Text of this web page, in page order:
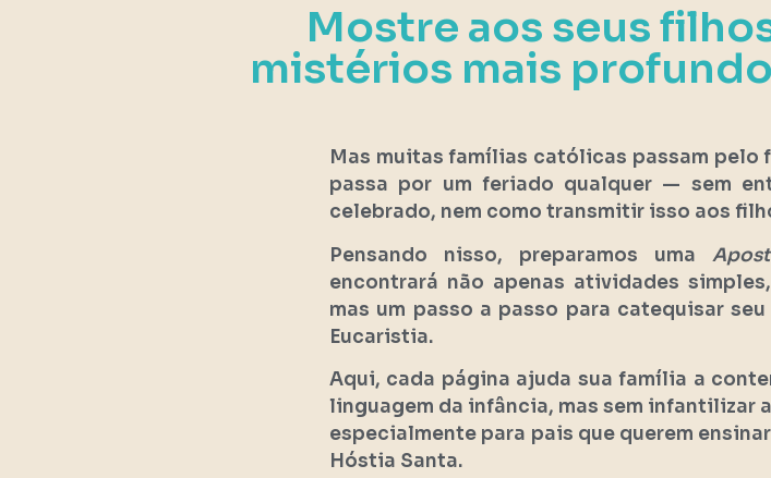
Mostre aos seus
mistérios mais
Mas muitas famílias católicas passam pelo
passa por um feriado qualquer — sem
celebrado, nem como transmitir isso aos
Pensando nisso, preparamos uma
encontrará não apenas atividades
mas um passo a passo para catequisar
Eucaristia.
Aqui, cada página ajuda sua família a
linguagem da infância, mas sem infantilizar
especialmente para pais que querem
Hóstia Santa.